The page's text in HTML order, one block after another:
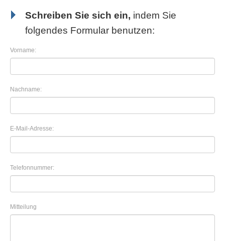
Schreiben Sie sich ein, indem Sie
folgendes Formular benutzen:
Vorname:
Nachname:
E-Mail-Adresse:
Telefonnummer:
Mitteilung